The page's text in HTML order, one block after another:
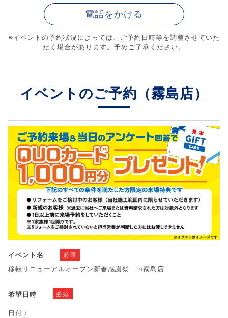
電話をかける
※イベントの予約状況によっては、
ご予約日時等を調整させていた
だく場合があります。予めご了承ください。
イベントのご予約（霧島店）
イベント名 必須
移転リニューアルオープン新春感謝祭 in霧島店
希望日時 必須
日付 :